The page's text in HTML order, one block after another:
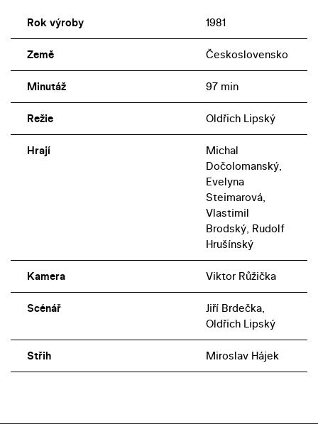
Rok výroby 1981
Země Československo
Minutáž 97 min
Režie Oldřich Lipský
Hrají
Michal
Dočolomanský,
Evelyna
Steimarová,
Vlastimil
Brodský, Rudolf
Hrušínský
Kamera Viktor Růžička
Scénář
Jiří Brdečka,
Oldřich Lipský
Střih Miroslav Hájek